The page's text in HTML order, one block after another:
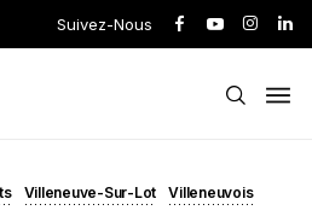
Suivez-Nous
Villeneuve-Sur-Lot Villeneuvois